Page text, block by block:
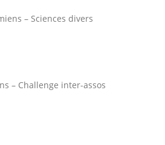
– Sciences divers
– Challenge inter-assos